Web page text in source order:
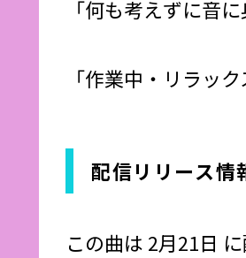
「何も考えずに音
「作業中・リラッ
配信リリース情
この曲は 2月21日